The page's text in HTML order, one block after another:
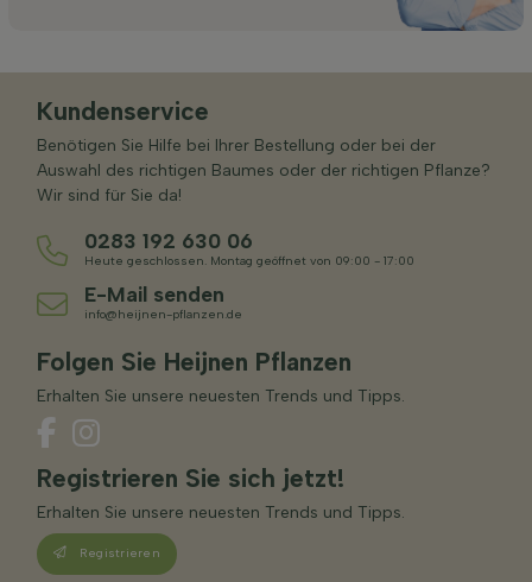
Kundenservice
Benötigen Sie Hilfe bei Ihrer Bestellung oder bei der
Auswahl des richtigen Baumes oder der richtigen Pflanze?
Wir sind für Sie da!
0283 192 630 06
Heute geschlossen. Montag geöffnet von 09:00 - 17:00
E-Mail senden
info@heijnen-pflanzen.de
Folgen Sie Heijnen Pflanzen
Erhalten Sie unsere neuesten Trends und Tipps.
Registrieren Sie sich jetzt!
Erhalten Sie unsere neuesten Trends und Tipps.
Registrieren